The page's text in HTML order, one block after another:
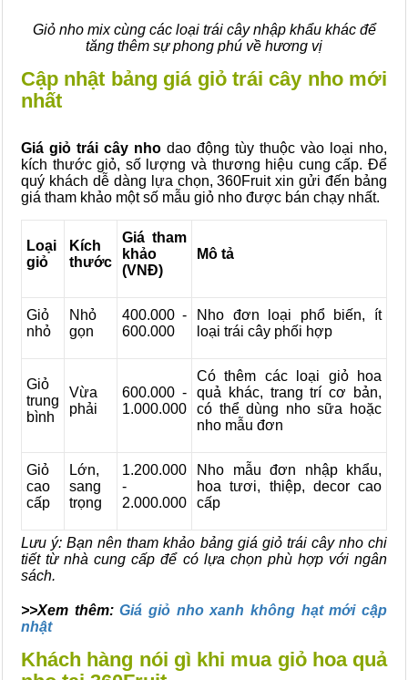
Giỏ nho mix cùng các loại trái cây nhập khẩu khác để
tăng thêm sự phong phú về hương vị
Cập nhật bảng giá giỏ trái cây nho mới
nhất
Giá giỏ trái cây nho dao động tùy thuộc vào loại nho,
kích thước giỏ, số lượng và thương hiệu cung cấp. Để
quý khách dễ dàng lựa chọn, 360Fruit xin gửi đến bảng
giá tham khảo một số mẫu giỏ nho được bán chạy nhất.
Loại
giỏ
Kích
thước
Giá tham
khảo
(VNĐ)
Mô tả
Giỏ
nhỏ
Nhỏ
gọn
400.000 -
600.000
Nho đơn loại phổ biến, ít
loại trái cây phối hợp
Giỏ
trung
bình
Vừa
phải
600.000 -
1.000.000
Có thêm các loại giỏ hoa
quả khác, trang trí cơ bản,
có thể dùng nho sữa hoặc
nho mẫu đơn
Giỏ
cao
cấp
Lớn,
sang
trọng
1.200.000
-
2.000.000
Nho mẫu đơn nhập khẩu,
hoa tươi, thiệp, decor cao
cấp
Lưu ý: Bạn nên tham khảo bảng giá giỏ trái cây nho chi
tiết từ nhà cung cấp để có lựa chọn phù hợp với ngân
sách.
>>Xem thêm:Giá giỏ nho xanh không hạt mới cập
nhật
Khách hàng nói gì khi mua giỏ hoa quả